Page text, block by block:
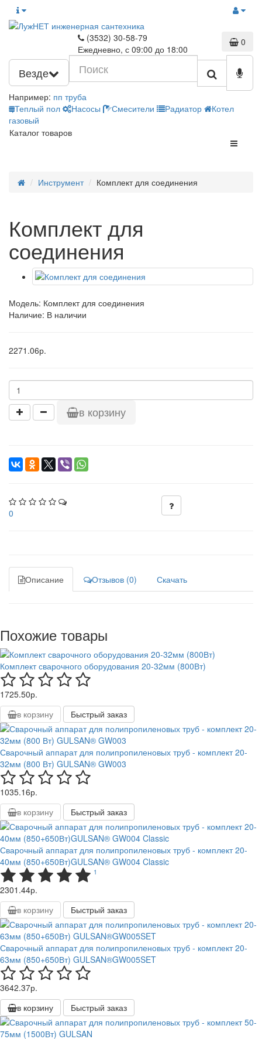
(3532) 30-58-79
Ежедневно, с 09:00 до 18:00
0
Везде
Например: пп труба
Теплый пол
Насосы Смесители Радиатор
Котел
газовый
Каталог товаров
Инструмент Комплект для соединения
Комплект для
соединения
Модель: Комплект для соединения
Наличие: В наличии
2271.06р.
в корзину
0
Описание Отзывов (0) Скачать
Похожие товары
Комплект сварочного оборудования 20-32мм (800Вт)
1725.50р.
в корзину
Быстрый заказ
Сварочный аппарат для полипропиленовых труб - комплект 20-
32мм (800 Вт) GULSAN® GW003
1035.16р.
в корзину
Быстрый заказ
Сварочный аппарат для полипропиленовых труб - комплект 20-
40мм (850+650Вт)GULSAN® GW004 Classic
1
2301.44р.
в корзину
Быстрый заказ
Сварочный аппарат для полипропиленовых труб - комплект 20-
63мм (850+650Вт) GULSAN®GW005SET
3642.37р.
в корзину
Быстрый заказ